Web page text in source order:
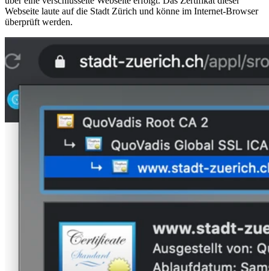
Webseite laute auf die Stadt Zürich und könne im Internet-Browser
überprüft werden.